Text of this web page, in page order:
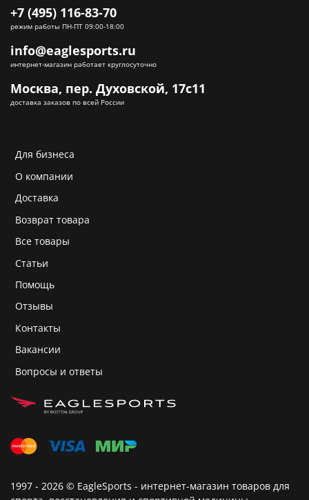
Для бизнеса
О компании
Доставка
Возврат товара
Все товары
Статьи
Помощь
Отзывы
Контакты
Вакансии
Вопросы и ответы
+7 (495) 116-83-70
режим работы ПН-ПТ 09:00-18:00
info@eaglesports.ru
интернет-магазин работает круглосуточно
Москва, пер. Духовской, 17с11
доставка заказов по всей России
1997 - 2026 © EagleSports - интернет-магазин товаров для